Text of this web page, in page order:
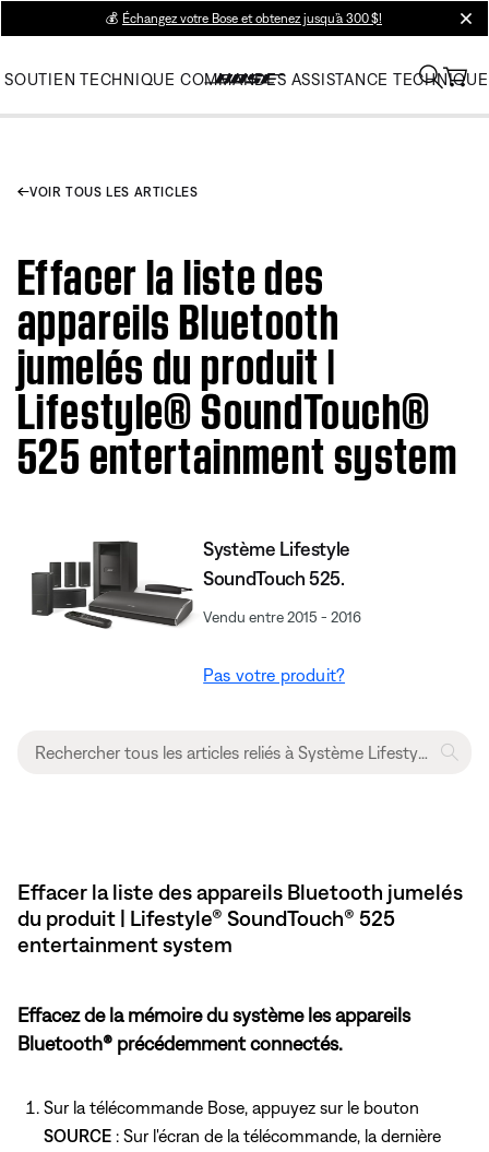
💰 Échangez votre Bose et obtenez jusqu’à 300 $!
SOUTIEN TECHNIQUE COMMANDES ASSISTANCE TECHNIQUE
VOIR TOUS LES ARTICLES
Effacer la liste des
appareils Bluetooth
jumelés du produit |
Lifestyle® SoundTouch®
525 entertainment system
Système Lifestyle
SoundTouch 525.
Vendu entre 2015 - 2016
Pas votre produit?
Effacer la liste des appareils Bluetooth jumelés
du produit | Lifestyle® SoundTouch® 525
entertainment system
Effacez de la mémoire du système les appareils
Bluetooth® précédemment connectés.
Sur la télécommande Bose, appuyez sur le bouton
SOURCE : Sur l'écran de la télécommande, la dernière